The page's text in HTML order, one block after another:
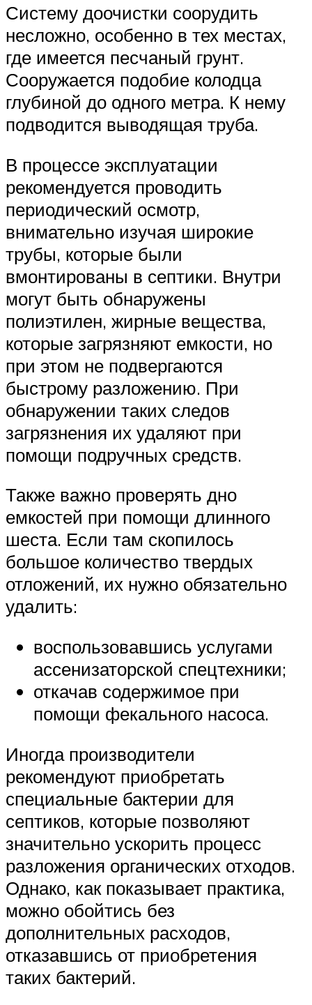
Систему доочистки соорудить
несложно, особенно в тех местах,
где имеется песчаный грунт.
Сооружается подобие колодца
глубиной до одного метра. К нему
подводится выводящая труба.
В процессе эксплуатации
рекомендуется проводить
периодический осмотр,
внимательно изучая широкие
трубы, которые были
вмонтированы в септики. Внутри
могут быть обнаружены
полиэтилен, жирные вещества,
которые загрязняют емкости, но
при этом не подвергаются
быстрому разложению. При
обнаружении таких следов
загрязнения их удаляют при
помощи подручных средств.
Также важно проверять дно
емкостей при помощи длинного
шеста. Если там скопилось
большое количество твердых
отложений, их нужно обязательно
удалить:
воспользовавшись услугами
ассенизаторской спецтехники;
откачав содержимое при
помощи фекального насоса.
Иногда производители
рекомендуют приобретать
специальные бактерии для
септиков, которые позволяют
значительно ускорить процесс
разложения органических отходов.
Однако, как показывает практика,
можно обойтись без
дополнительных расходов,
отказавшись от приобретения
таких бактерий.